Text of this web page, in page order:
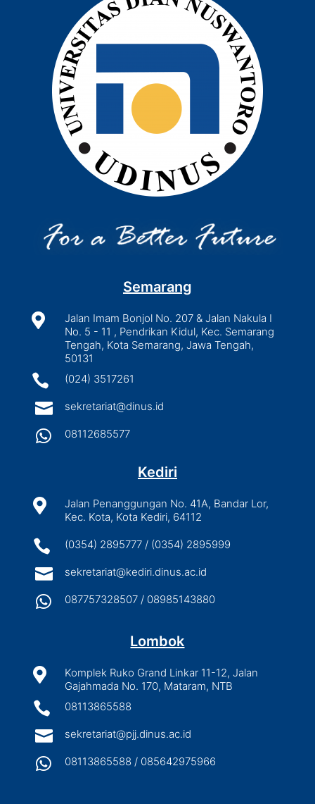
Semarang

Jalan Imam Bonjol No. 207 & Jalan Nakula I
No. 5 - 11 , Pendrikan Kidul, Kec. Semarang
Tengah, Kota Semarang, Jawa Tengah,
50131
 (024) 3517261
 sekretariat@dinus.id
 08112685577
Kediri

Jalan Penanggungan No. 41A, Bandar Lor,
Kec. Kota, Kota Kediri, 64112
 (0354) 2895777 / (0354) 2895999
 sekretariat@kediri.dinus.ac.id
 087757328507 / 08985143880
Lombok

Komplek Ruko Grand Linkar 11-12, Jalan
Gajahmada No. 170, Mataram, NTB
 08113865588
 sekretariat@pjj.dinus.ac.id
 08113865588 / 085642975966